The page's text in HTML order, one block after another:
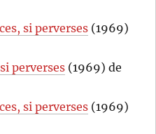
si perverses (1969)
perverses (1969) de
si perverses (1969)